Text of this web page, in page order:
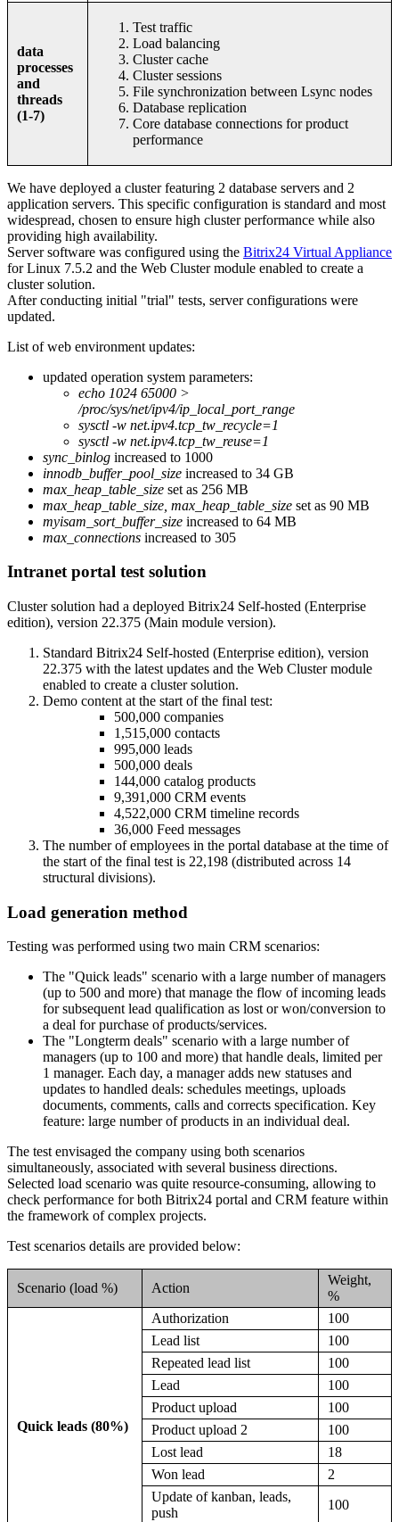
data
processes
and
threads
(1-7)
Test traffic
Load balancing
Cluster cache
Cluster sessions
File synchronization between Lsync nodes
Database replication
Core database connections for product
performance
We have deployed a cluster featuring 2 database servers and 2
application servers. This specific configuration is standard and most
widespread, chosen to ensure high cluster performance while also
providing high availability.
Server software was configured using the Bitrix24 Virtual Appliance
for Linux 7.5.2 and the Web Cluster module enabled to create a
cluster solution.
After conducting initial "trial" tests, server configurations were
updated.
List of web environment updates:
updated operation system parameters:
echo 1024 65000 >
/proc/sys/net/ipv4/ip_local_port_range
sysctl -w net.ipv4.tcp_tw_recycle=1
sysctl -w net.ipv4.tcp_tw_reuse=1
sync_binlog increased to 1000
innodb_buffer_pool_size increased to 34 GB
max_heap_table_size set as 256 MB
max_heap_table_size, max_heap_table_size set as 90 MB
myisam_sort_buffer_size increased to 64 MB
max_connections increased to 305
Intranet portal test solution
Cluster solution had a deployed Bitrix24 Self-hosted (Enterprise
edition), version 22.375 (Main module version).
Standard Bitrix24 Self-hosted (Enterprise edition), version
22.375 with the latest updates and the Web Cluster module
enabled to create a cluster solution.
Demo content at the start of the final test:
500,000 companies
1,515,000 contacts
995,000 leads
500,000 deals
144,000 catalog products
9,391,000 CRM events
4,522,000 CRM timeline records
36,000 Feed messages
The number of employees in the portal database at the time of
the start of the final test is 22,198 (distributed across 14
structural divisions).
Load generation method
Testing was performed using two main CRM scenarios:
The "Quick leads" scenario with a large number of managers
(up to 500 and more) that manage the flow of incoming leads
for subsequent lead qualification as lost or won/conversion to
a deal for purchase of products/services.
The "Longterm deals" scenario with a large number of
managers (up to 100 and more) that handle deals, limited per
1 manager. Each day, a manager adds new statuses and
updates to handled deals: schedules meetings, uploads
documents, comments, calls and corrects specification. Key
feature: large number of products in an individual deal.
The test envisaged the company using both scenarios
simultaneously, associated with several business directions.
Selected load scenario was quite resource-consuming, allowing to
check performance for both Bitrix24 portal and CRM feature within
the framework of complex projects.
Test scenarios details are provided below:
Scenario (load %) Action
Weight,
%
Quick leads (80%)
Authorization
100
Lead list
100
Repeated lead list
100
Lead
100
Product upload
100
Product upload 2
100
Lost lead
18
Won lead
2
Update of kanban, leads,
push
100